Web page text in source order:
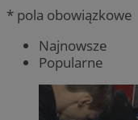
* pola obowiązkowe
Najnowsze
Popularne